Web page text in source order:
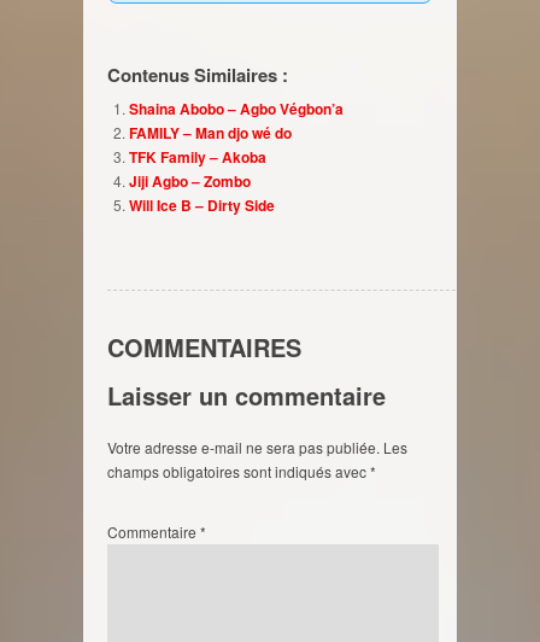
Contenus Similaires :
Shaina Abobo – Agbo Végbon’a
FAMILY – Man djo wé do
TFK Family – Akoba
Jiji Agbo – Zombo
Will Ice B – Dirty Side
COMMENTAIRES
Laisser un commentaire
Votre adresse e-mail ne sera pas publiée. Les
champs obligatoires sont indiqués avec*
Commentaire *